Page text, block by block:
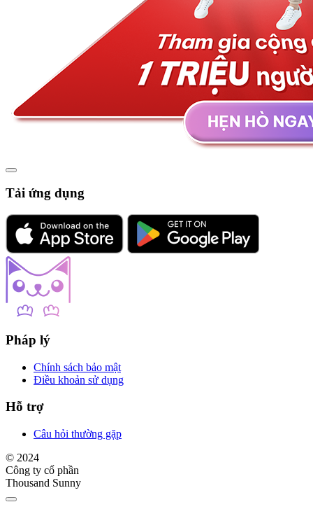
Tải ứng dụng
Pháp lý
Chính sách bảo mật
Điều khoản sử dụng
Hỗ trợ
Câu hỏi thường gặp
© 2024
Công ty cổ phần
Thousand Sunny